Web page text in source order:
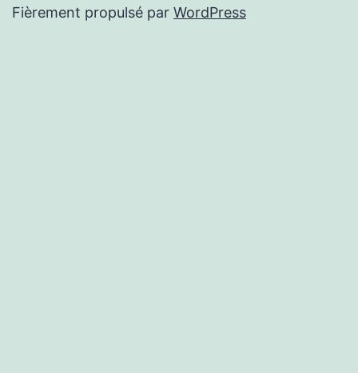
Fièrement propulsé par WordPress